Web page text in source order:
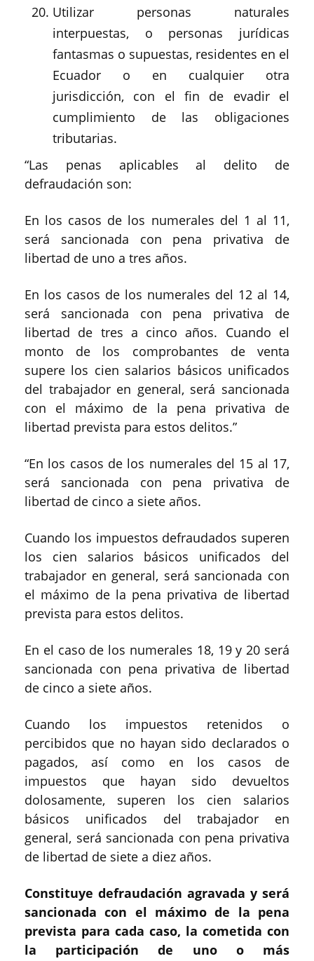
Utilizar personas naturales
interpuestas, o personas jurídicas
fantasmas o supuestas, residentes en el
Ecuador o en cualquier otra
jurisdicción, con el fin de evadir el
cumplimiento de las obligaciones
tributarias.
“Las penas aplicables al delito de
defraudación son:
En los casos de los numerales del 1 al 11,
será sancionada con pena privativa de
libertad de uno a tres años.
En los casos de los numerales del 12 al 14,
será sancionada con pena privativa de
libertad de tres a cinco años. Cuando el
monto de los comprobantes de venta
supere los cien salarios básicos unificados
del trabajador en general, será sancionada
con el máximo de la pena privativa de
libertad prevista para estos delitos.”
“En los casos de los numerales del 15 al 17,
será sancionada con pena privativa de
libertad de cinco a siete años.
Cuando los impuestos defraudados superen
los cien salarios básicos unificados del
trabajador en general, será sancionada con
el máximo de la pena privativa de libertad
prevista para estos delitos.
En el caso de los numerales 18, 19 y 20 será
sancionada con pena privativa de libertad
de cinco a siete años.
Cuando los impuestos retenidos o
percibidos que no hayan sido declarados o
pagados, así como en los casos de
impuestos que hayan sido devueltos
dolosamente, superen los cien salarios
básicos unificados del trabajador en
general, será sancionada con pena privativa
de libertad de siete a diez años.
Constituye defraudación agravada y será
sancionada con el máximo de la pena
prevista para cada caso, la cometida con
la participación de uno o más